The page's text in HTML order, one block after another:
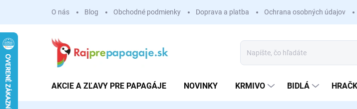
obsah
O nás Blog Obchodné podmienky Doprava a platba Ochrana osobných údajov
AKCIE A ZĽAVY PRE PAPAGÁJE NOVINKY KRMIVO BIDLÁ